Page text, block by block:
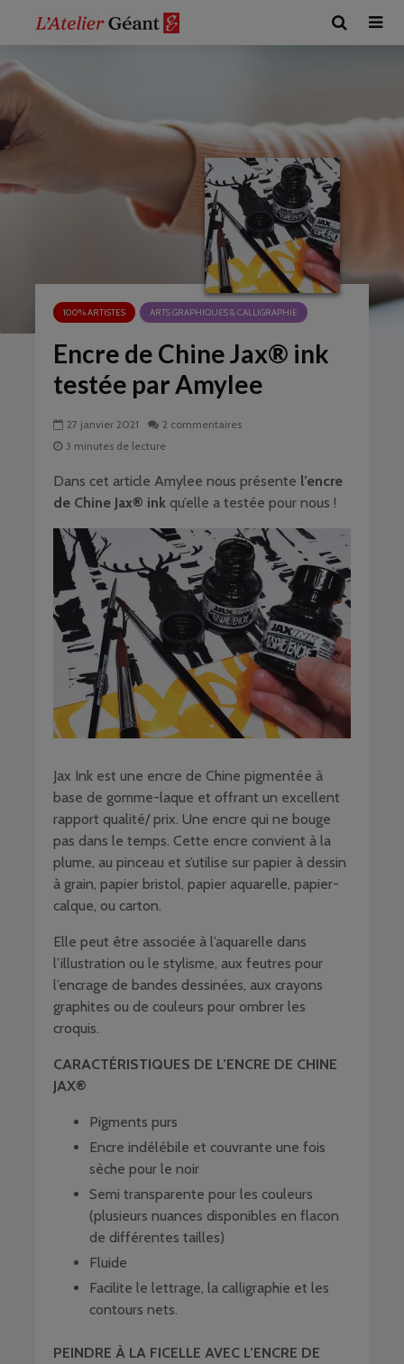
100% ARTISTES ARTS GRAPHIQUES & CALLIGRAPHIE
Encre de Chine Jax® ink
testée par Amylee
27 janvier 2021
2 commentaires
3 minutes de lecture
Dans cet article Amylee nous présente l’encre
de Chine Jax® ink qu’elle a testée pour nous !
Jax Ink est une encre de Chine pigmentée à
base de gomme-laque et offrant un excellent
rapport qualité/ prix. Une encre qui ne bouge
pas dans le temps. Cette encre convient à la
plume, au pinceau et s’utilise sur papier à dessin
à grain, papier bristol, papier aquarelle, papier-
calque, ou carton.
Elle peut être associée à l’aquarelle dans
l’illustration ou le stylisme, aux feutres pour
l’encrage de bandes dessinées, aux crayons
graphites ou de couleurs pour ombrer les
croquis.
CARACTÉRISTIQUES DE L’ENCRE DE CHINE
JAX®
Pigments purs
Encre indélébile et couvrante une fois
sèche pour le noir
Semi transparente pour les couleurs
(plusieurs nuances disponibles en flacon
de différentes tailles)
Fluide
Facilite le lettrage, la calligraphie et les
contours nets.
PEINDRE À LA FICELLE AVEC L’ENCRE DE